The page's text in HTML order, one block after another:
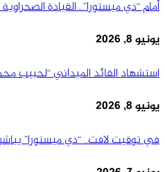
أمام “دي ميستورا”.. القيادة
يونيو 8, 2026
استشهاد القائد الميداني “لحبيب
يونيو 8, 2026
في توقيت لافت.. “دي ميستورا”